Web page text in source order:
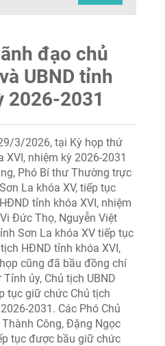
đạo chủ
UBND tỉnh
2026-2031
3/2026, tại Kỳ họp thứ
nhiệm kỳ 2026-2031
Phó Bí thư Thường trực
La khóa XV, tiếp tục
tỉnh khóa XVI, nhiệm
Đức Thọ, Nguyễn Việt
Sơn La khóa XV tiếp tục
HĐND tỉnh khóa XVI,
cũng đã bầu đồng chí
ủy, Chủ tịch UBND
tục giữ chức Chủ tịch
2031. Các Phó Chủ
Công, Đặng Ngọc
tục được bầu giữ chức